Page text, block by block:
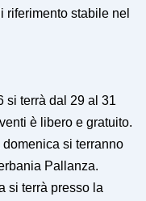
riferimento stabile nel
si terrà dal 29 al 31
è libero e gratuito.
si terranno
Pallanza.
si terrà presso la